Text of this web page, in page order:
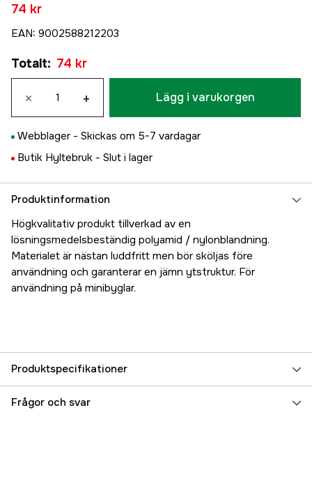
74 kr
EAN: 9002588212203
Totalt: 74 kr
× + Lägg i varukorgen
Webblager - Skickas om 5-7 vardagar
Butik Hyltebruk - Slut i lager
Produktinformation
Högkvalitativ produkt tillverkad av en
lösningsmedelsbeständig polyamid / nylonblandning.
Materialet är nästan luddfritt men bör sköljas före
användning och garanterar en jämn ytstruktur. För
användning på minibyglar.
Produktspecifikationer
Referensnummer 5000023069
Frågor och svar